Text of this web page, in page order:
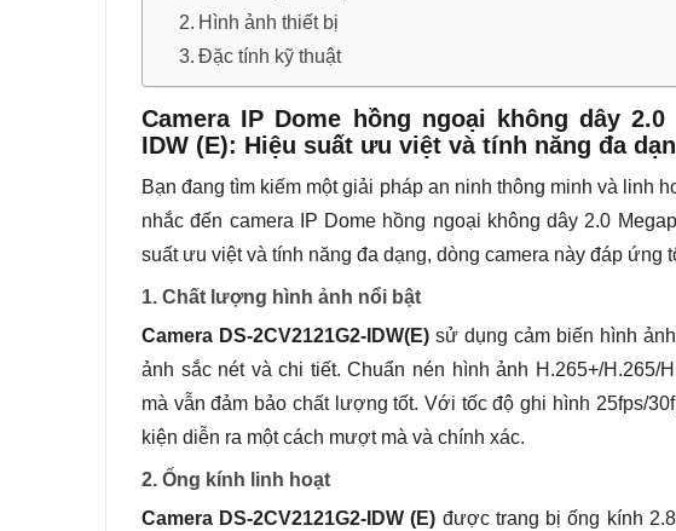
Hình ảnh thiết bị
Đặc tính kỹ thuật
Camera IP Dome hồng ngoại không dây 2.0
IDW (E): Hiệu suất ưu việt và tính năng đa
Bạn đang tìm kiếm một giải pháp an ninh thông minh và linh
nhắc đến camera IP Dome hồng ngoại không dây 2.0
suất ưu việt và tính năng đa dạng, dòng camera này đáp ứng
1. Chất lượng hình ảnh nổi bật
Camera DS-2CV2121G2-IDW(E) sử dụng cảm biến hình
ảnh sắc nét và chi tiết. Chuẩn nén hình ảnh H.265+/
mà vẫn đảm bảo chất lượng tốt. Với tốc độ ghi hình 25fps/
kiện diễn ra một cách mượt mà và chính xác.
2. Ống kính linh hoạt
Camera DS-2CV2121G2-IDW (E) được trang bị ống kính